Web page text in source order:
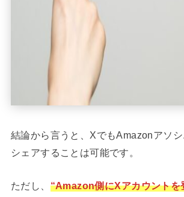
結論から言うと、XでもAmazonアソ
シェアすることは可能です。
ただし、 “Amazon側にXアカウントを